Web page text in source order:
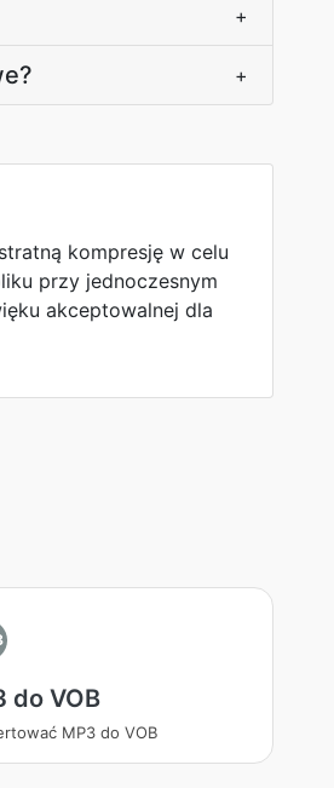
+
+
kompresję w celu
przy jednoczesnym
akceptowalnej dla
do VOB
MP3 do VOB